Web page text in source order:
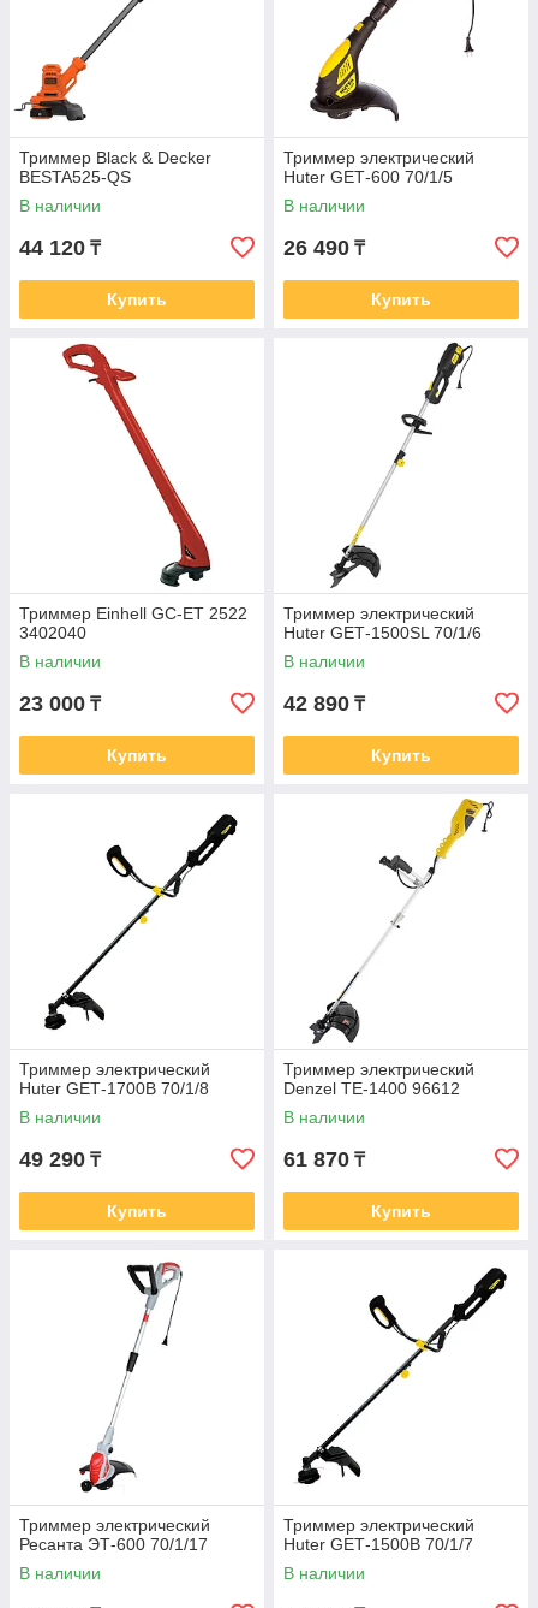
Триммер Black & Decker
BESTA525-QS
В наличии
44 120 ₸
Купить
Триммер электрический
Huter GЕТ-600 70/1/5
В наличии
26 490 ₸
Купить
Триммер Einhell GC-ET 2522
3402040
В наличии
23 000 ₸
Купить
Триммер электрический
Huter GЕТ-1500SL 70/1/6
В наличии
42 890 ₸
Купить
Триммер электрический
Huter GЕТ-1700B 70/1/8
В наличии
49 290 ₸
Купить
Триммер электрический
Denzel TE-1400 96612
В наличии
61 870 ₸
Купить
Триммер электрический
Ресанта ЭТ-600 70/1/17
В наличии
Триммер электрический
Huter GЕТ-1500B 70/1/7
В наличии